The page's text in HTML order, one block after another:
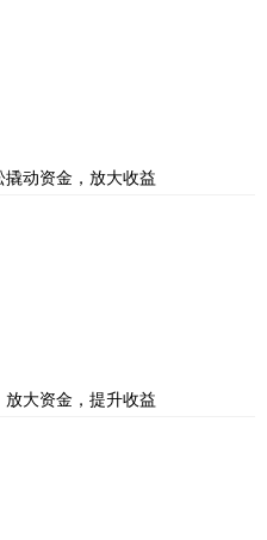
动资金，放大收益
大资金，提升收益